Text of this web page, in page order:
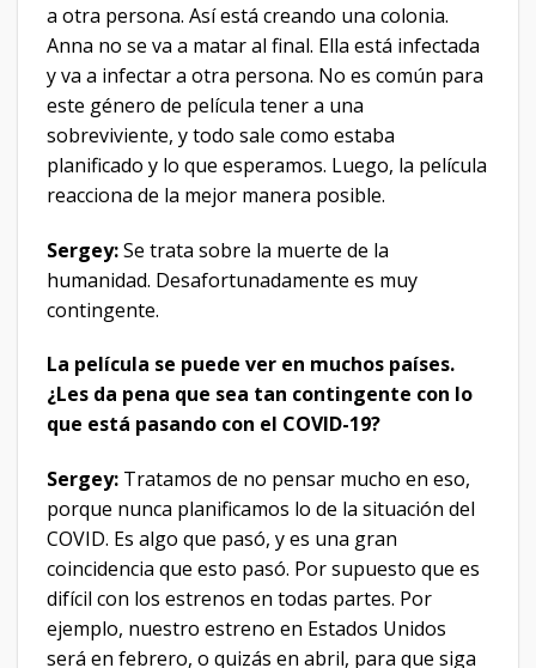
a otra persona. Así está creando una colonia.
Anna no se va a matar al final. Ella está infectada
y va a infectar a otra persona. No es común para
este género de película tener a una
sobreviviente, y todo sale como estaba
planificado y lo que esperamos. Luego, la película
reacciona de la mejor manera posible.
Sergey:Se trata sobre la muerte de la
humanidad. Desafortunadamente es muy
contingente.
La película se puede ver en muchos países.
¿Les da pena que sea tan contingente con lo
que está pasando con el COVID-19?
Sergey: Tratamos de no pensar mucho en eso,
porque nunca planificamos lo de la situación del
COVID. Es algo que pasó, y es una gran
coincidencia que esto pasó. Por supuesto que es
difícil con los estrenos en todas partes. Por
ejemplo, nuestro estreno en Estados Unidos
será en febrero, o quizás en abril, para que siga